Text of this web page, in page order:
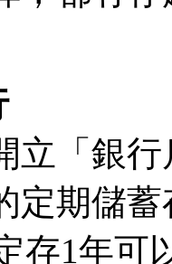
立「銀
定期儲
存1年可